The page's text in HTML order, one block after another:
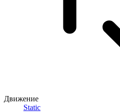
Движение
Static